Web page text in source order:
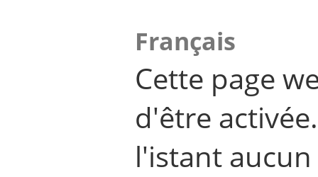
Français
Cette page
d'être
l'istant